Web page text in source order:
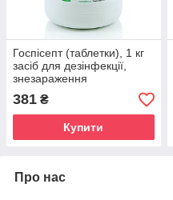
Госпісепт (таблетки), 1 кг
засіб для дезінфекції,
знезараження
використаних медичних
виробів
381 ₴
Купити
Про нас